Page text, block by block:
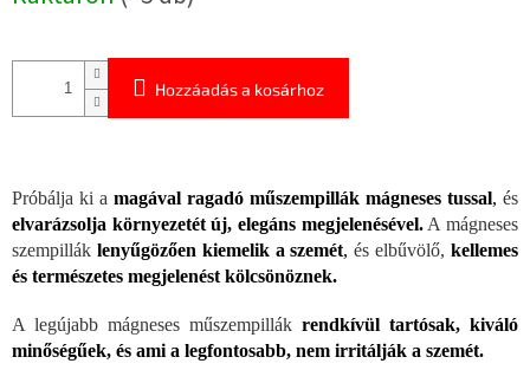
Hozzáadás a kosárhoz
Próbálja ki a magával ragadó műszempillák mágneses tussal, és
elvarázsolja környezetét új, elegáns megjelenésével.A mágneses
szempillák lenyűgözően kiemelik a szemét, és elbűvölő,kellemes
és természetes megjelenést kölcsönöznek.
A legújabb mágneses műszempillák rendkívül tartósak, kiváló
minőségűek, és ami a legfontosabb, nem irritálják a szemét.